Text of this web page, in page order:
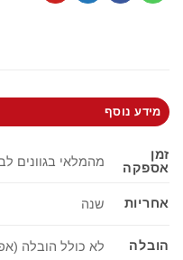
מידע נוסף
זמן
אספקה
מהמלאי בגוונים
אחריות שנה
הובלה לא כולל הובלה